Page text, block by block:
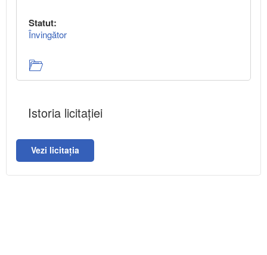
Statut:
Învingător
Istoria licitației
Vezi licitația